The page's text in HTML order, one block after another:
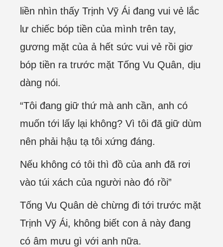
liền nhìn thấy Trịnh Vỹ Ái đang vui vẻ lắc
lư chiếc bóp tiền của mình trên tay,
gương mặt của ả hết sức vui vẻ rồi giơ
bóp tiền ra trước mặt Tống Vu Quân, dịu
dàng nói.
“Tôi đang giữ thứ mà anh cần, anh có
muốn tới lấy lại không? Vì tôi đã giữ dùm
nên phải hậu tạ tôi xứng đáng.
Nếu không có tôi thì đồ của anh đã rơi
vào túi xách của người nào đó rồi”
Tống Vu Quân dè chừng đi tới trước mặt
Trịnh Vỹ Ái, không biết con ả này đang
có âm mưu gì với anh nữa.